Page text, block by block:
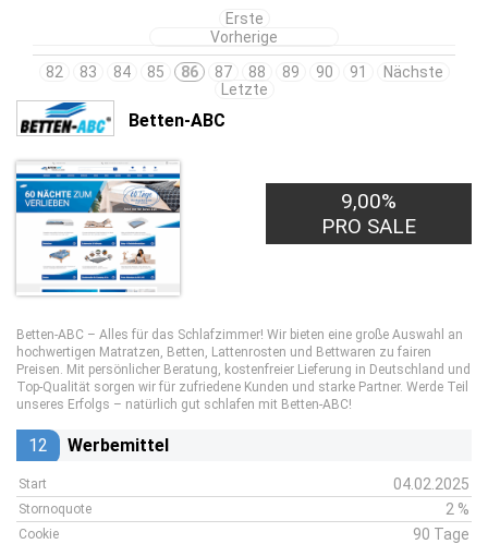
Erste
Vorherige
82
83 84 85 86 87 88 89 90 91
Nächste
Letzte
Betten-ABC
9,00%
PRO SALE
Betten-ABC – Alles für das Schlafzimmer! Wir bieten eine große Auswahl an
hochwertigen Matratzen, Betten, Lattenrosten und Bettwaren zu fairen
Preisen. Mit persönlicher Beratung, kostenfreier Lieferung in Deutschland und
Top-Qualität sorgen wir für zufriedene Kunden und starke Partner. Werde Teil
unseres Erfolgs – natürlich gut schlafen mit Betten-ABC!
12 Werbemittel
Start 04.02.2025
Stornoquote 2 %
Cookie 90 Tage